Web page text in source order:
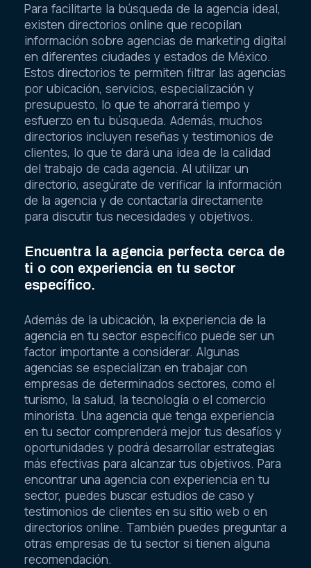
Para facilitarte la búsqueda de la agencia ideal,
existen directorios online que recopilan
información sobre agencias de marketing digital
en diferentes ciudades y estados de México.
Estos directorios te permiten filtrar las agencias
por ubicación, servicios, especialización y
presupuesto, lo que te ahorrará tiempo y
esfuerzo en tu búsqueda. Además, muchos
directorios incluyen reseñas y testimonios de
clientes, lo que te dará una idea de la calidad
del trabajo de cada agencia. Al utilizar un
directorio, asegúrate de verificar la información
de la agencia y de contactarla directamente
para discutir tus necesidades y objetivos.
Encuentra la agencia perfecta cerca de
ti o con experiencia en tu sector
específico.
Además de la ubicación, la experiencia de la
agencia en tu sector específico puede ser un
factor importante a considerar. Algunas
agencias se especializan en trabajar con
empresas de determinados sectores, como el
turismo, la salud, la tecnología o el comercio
minorista. Una agencia que tenga experiencia
en tu sector comprenderá mejor tus desafíos y
oportunidades y podrá desarrollar estrategias
más efectivas para alcanzar tus objetivos. Para
encontrar una agencia con experiencia en tu
sector, puedes buscar estudios de caso y
testimonios de clientes en su sitio web o en
directorios online. También puedes preguntar a
otras empresas de tu sector si tienen alguna
recomendación.